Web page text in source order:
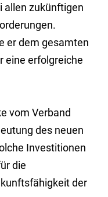
allen zukünftigen
er dem gesamten
eine erfolgreiche
vom Verband
des neuen
Investitionen
die
der